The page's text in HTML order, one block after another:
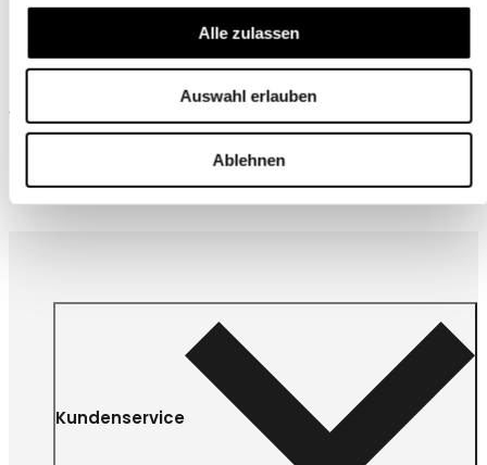
Alle zulassen
Auswahl erlauben
Ablehnen
Wird oft zusammen gekauft
Kundenservice